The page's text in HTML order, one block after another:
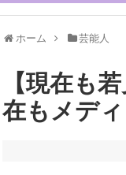
ホーム 芸能人
【現在も
在もメデ